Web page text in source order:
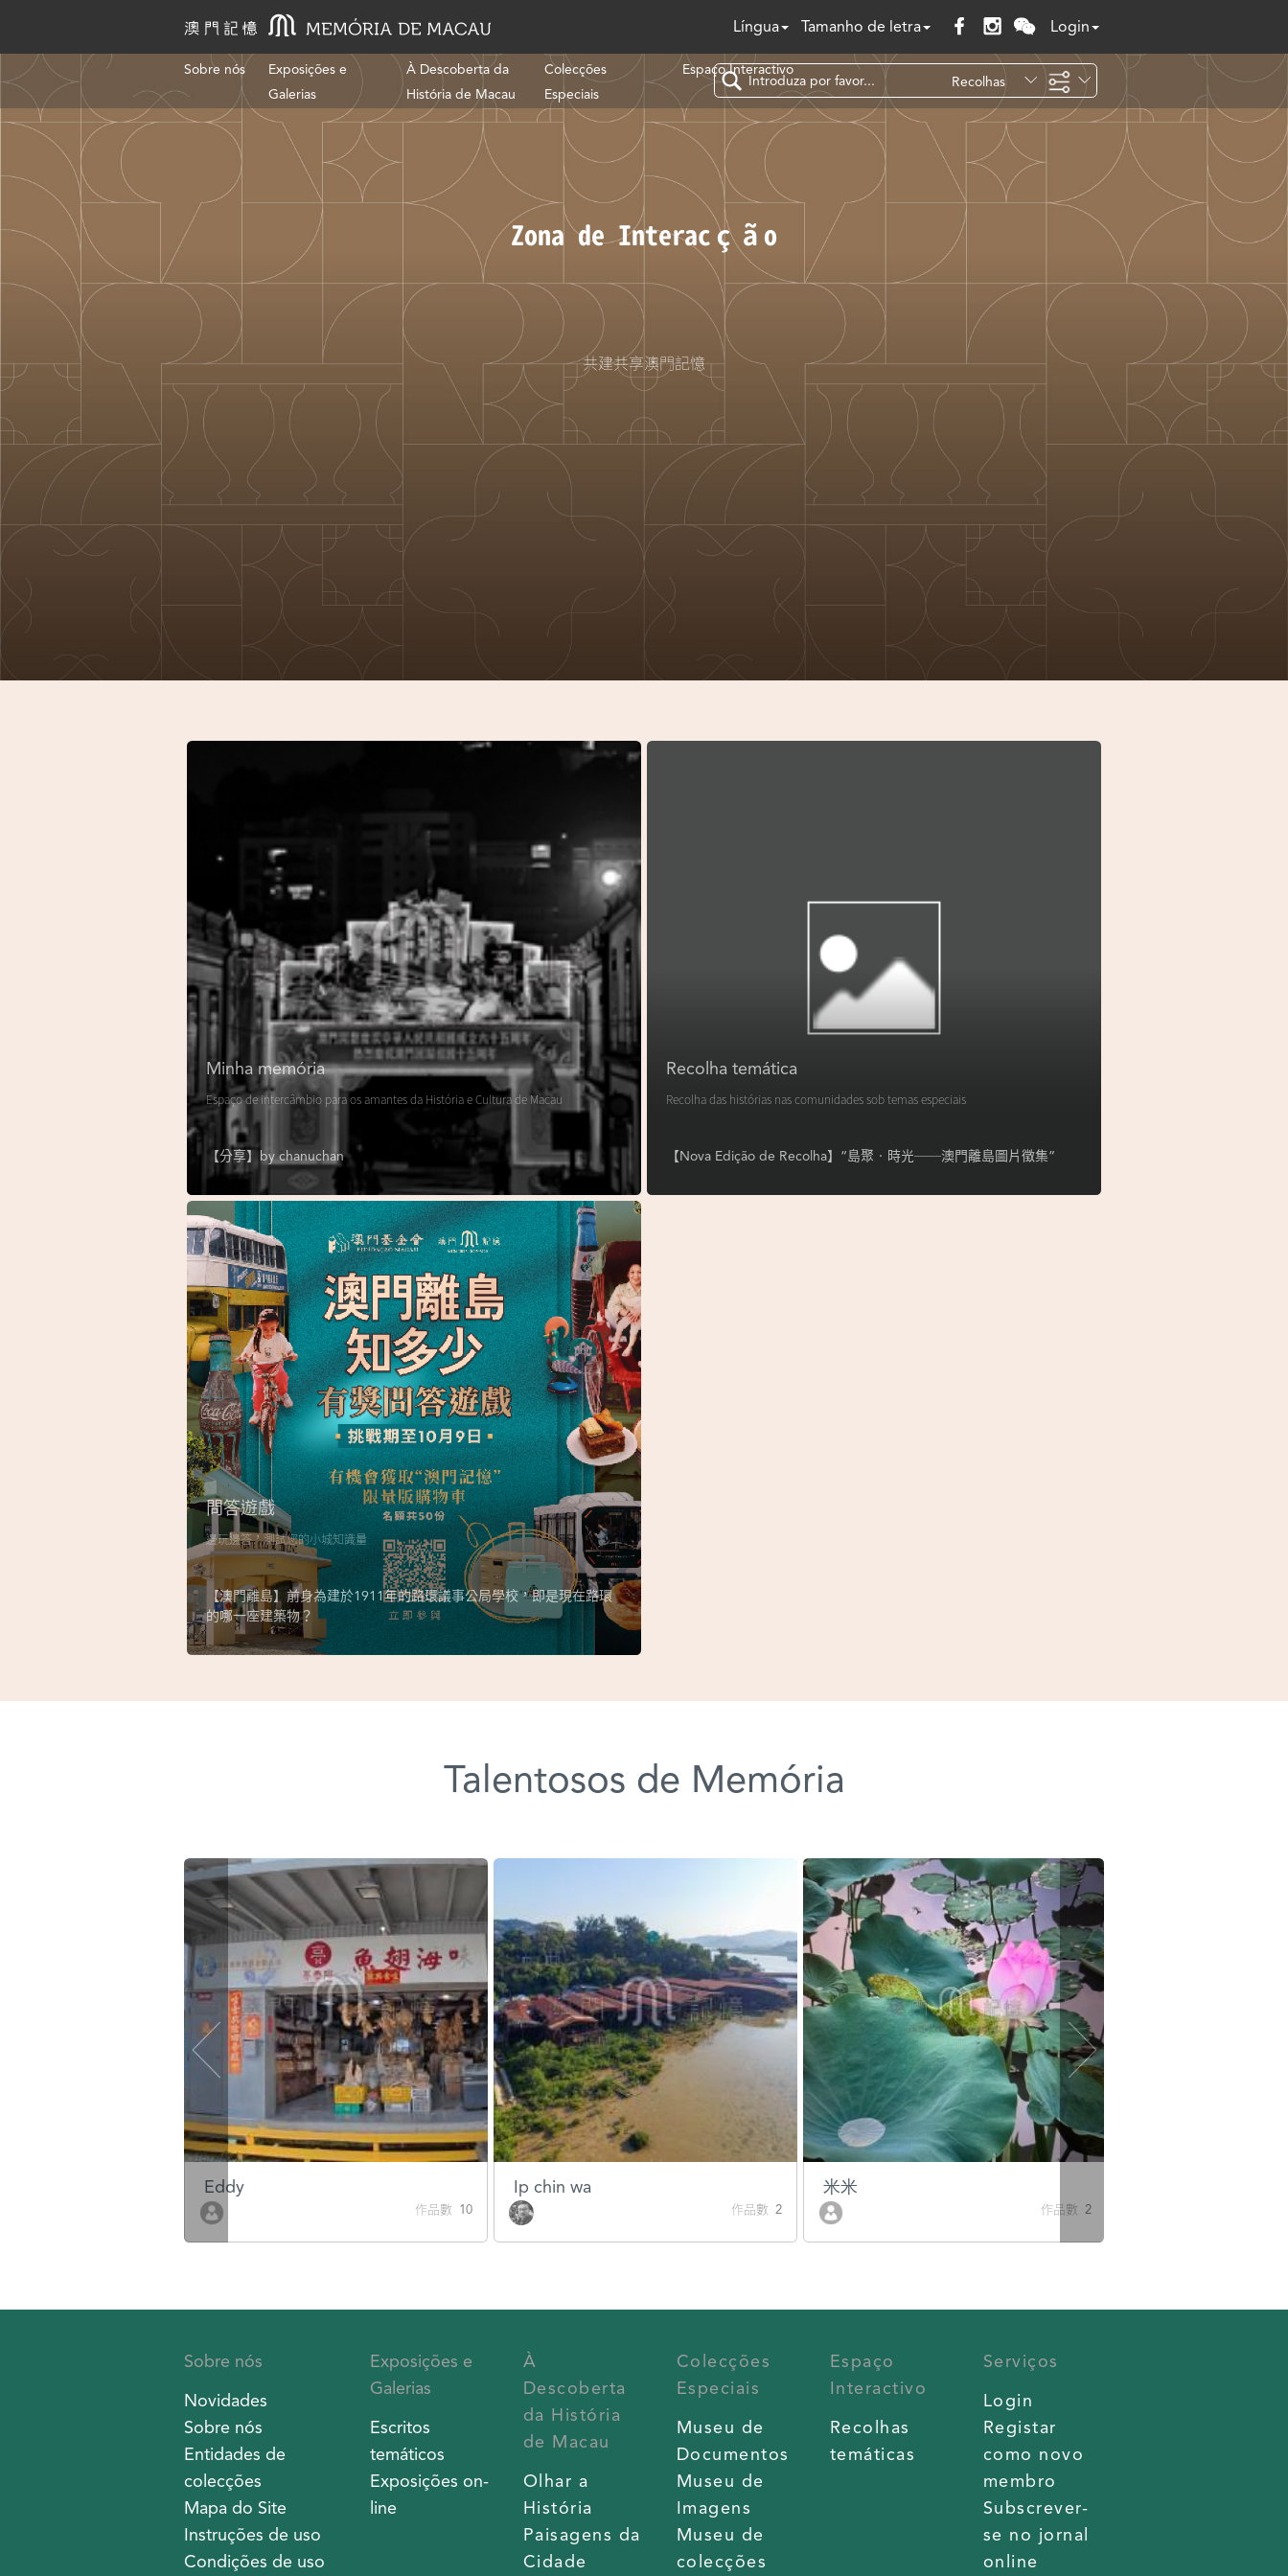
Língua Tamanho de letra Login
Sobre nós
Exposições e
Galerias
À Descoberta da
História de Macau
Colecções
Especiais
Espaço Interactivo
Recolhas
Temáticas
Todo o site
Zona de Interacção
共建共享澳門記憶
Minha memória
Espaço de intercâmbio para os amantes da História e Cultura de Macau
【分享】bychanuchan
Recolha temática
Recolha das histórias nas comunidades sob temas especiais
【Nova Edição de Recolha】“島聚‧時光──澳門離島圖片徵集”
問答遊戲
邊玩邊答，測試您的小城知識量
【澳門離島】前身為建於1911年的路環議事公局學校，即是現在路環
的哪一座建築物？
Talentosos de Memória
Eddy
作品數 10
Ip chin wa
作品數 2
米米
作品數 2
Sobre nós
Novidades
Sobre nós
Entidades de
colecções
Mapa do Site
Instruções de uso
Condições de uso
Exposições e
Galerias
Escritos
temáticos
Exposições on-
line
À
Descoberta
da História
de Macau
Olhar a
História
Paisagens da
Cidade
Colecções
Especiais
Museu de
Documentos
Museu de
Imagens
Museu de
colecções
Espaço
Interactivo
Recolhas
temáticas
Serviços
Login
Registar
como novo
membro
Subscrever-
se no jornal
online